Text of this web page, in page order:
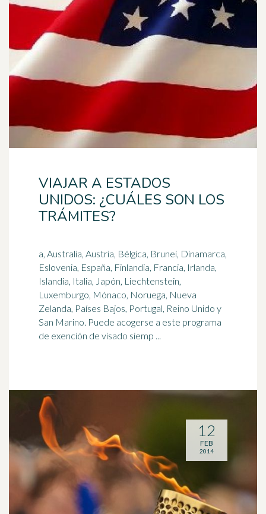
VIAJAR A ESTADOS
UNIDOS: ¿CUÁLES SON LOS
TRÁMITES?
a, Australia, Austria, Bélgica, Brunei, Dinamarca,
Eslovenia, España, Finlandia, Francia, Irlanda,
Islandia, Italia, Japón, Liechtenstein,
Luxemburgo, Mónaco, Noruega, Nueva
Zelanda, Países Bajos, Portugal, Reino Unido y
San Marino. Puede acogerse a este programa
de exención de visado siemp ...
12
FEB
2014